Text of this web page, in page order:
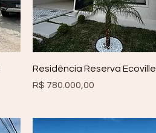
Residência Reserva Ecoville
Preço
R$ 780.000,00